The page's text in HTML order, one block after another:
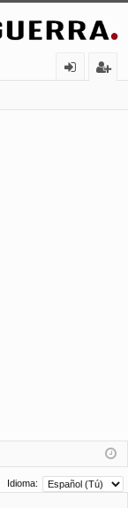
Idioma: